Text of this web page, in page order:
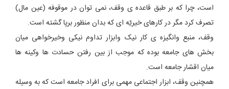
است، چرا که بر طبق قاعده ی وقف، نمی توان در موقوفه (عین مال)
تصرف کرد مگر در کارهای خیریّه ای که بدان منظور برپا گشته است.
وقف، منبع وانگیزه ی کار نیک وابزار تداوم نیکی وخیرخواهی میان
بخش های جامعه بوده که موجب از بین رفتن حسادت ها وکینه ها
میان اقشار جامعه است.
همچنین وقف، ابزار اجتماعی مهمی برای افراد جامعه است که به وسیله